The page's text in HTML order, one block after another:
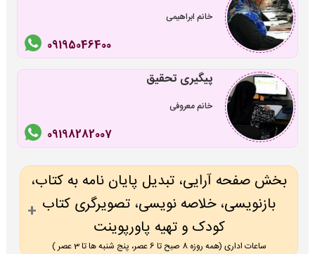
خانم ابراهیمی
09195046400
پیگیری تحقیق
خانم معروفی
09198282007
بخش صفحه آرایی، تبدیل پایان نامه به کتاب،
بازنویسی، خلاصه نویسی، تصویرگری کتاب
کودک و تهیه پاورپوینت
ساعات اداری (همه روزه 8 صبح تا 6 عصر، پنج شنبه ها تا 3 عصر )